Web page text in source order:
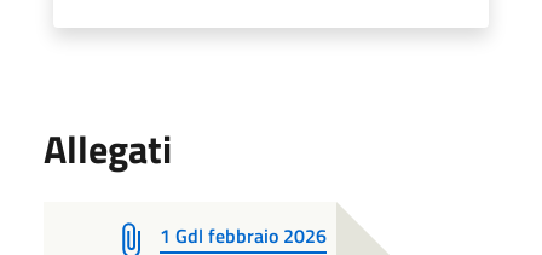
Allegati
1 Gdl febbraio 2026